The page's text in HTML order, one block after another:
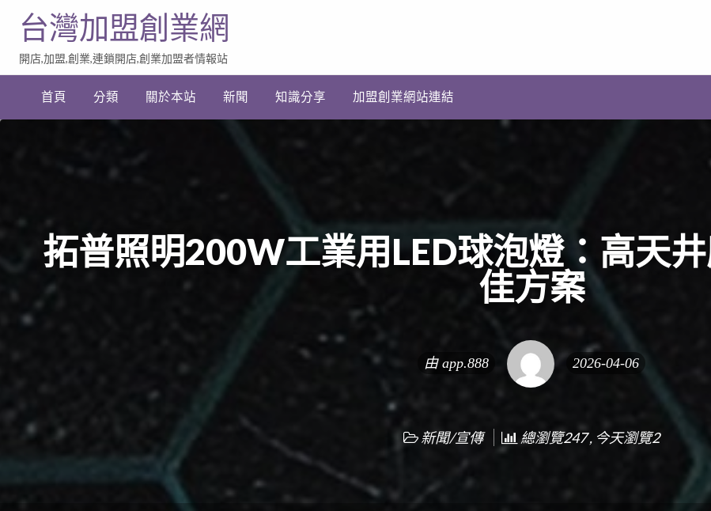
加
業
台灣加盟創業網
開店,加盟,創業,連鎖開店,創業加盟者情報站
首頁 分類 關於本站 新聞 知識分享 加盟創業網站連結
拓普照明200W工業用LED球泡燈：高天
佳方案
由 app.888 2026-04-06
新聞/宣傳 總瀏覽247 , 今天瀏覽2